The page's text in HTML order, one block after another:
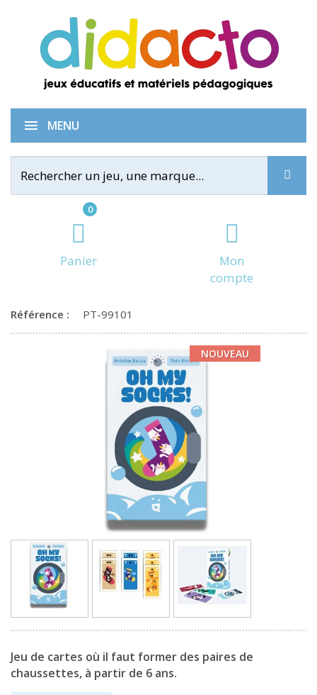
0
Panier
Mon
compte
MENU
Oh my socks!
Référence : PT-99101
NOUVEAU
Jeu de cartes où il faut former des paires de
chaussettes, à partir de 6 ans.